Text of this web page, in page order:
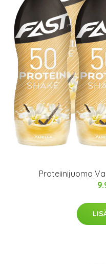
Proteiinijuoma